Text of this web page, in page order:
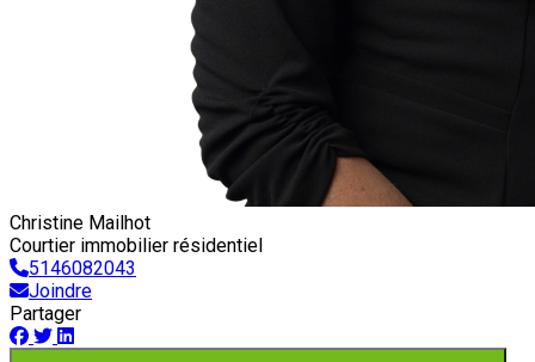
Christine Mailhot
Courtier immobilier résidentiel
5146082043
Joindre
Partager